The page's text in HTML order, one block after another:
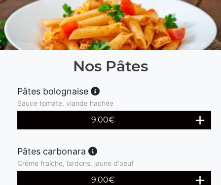
Nos Pâtes
Pâtes bolognaise
Sauce tomate, viande hachée
9.00€
Pâtes carbonara
Crème fraîche, lardons, jaune d'oeuf
9.00€